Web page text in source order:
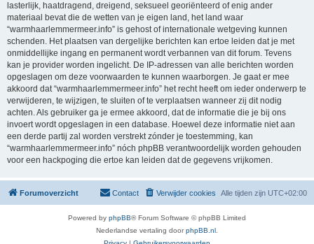
lasterlijk, haatdragend, dreigend, seksueel georiënteerd of enig ander
materiaal bevat die de wetten van je eigen land, het land waar
“warmhaarlemmermeer.info” is gehost of internationale wetgeving kunnen
schenden. Het plaatsen van dergelijke berichten kan ertoe leiden dat je met
onmiddellijke ingang en permanent wordt verbannen van dit forum. Tevens
kan je provider worden ingelicht. De IP-adressen van alle berichten worden
opgeslagen om deze voorwaarden te kunnen waarborgen. Je gaat er mee
akkoord dat “warmhaarlemmermeer.info” het recht heeft om ieder onderwerp te
verwijderen, te wijzigen, te sluiten of te verplaatsen wanneer zij dit nodig
achten. Als gebruiker ga je ermee akkoord, dat de informatie die je bij ons
invoert wordt opgeslagen in een database. Hoewel deze informatie niet aan
een derde partij zal worden verstrekt zónder je toestemming, kan
“warmhaarlemmermeer.info” nóch phpBB verantwoordelijk worden gehouden
voor een hackpoging die ertoe kan leiden dat de gegevens vrijkomen.
Forumoverzicht Alle tijden zijn UTC+02:00
Verwijder cookies
Contact
Powered by phpBB® Forum Software © phpBB Limited
Nederlandse vertaling doorphpBB.nl